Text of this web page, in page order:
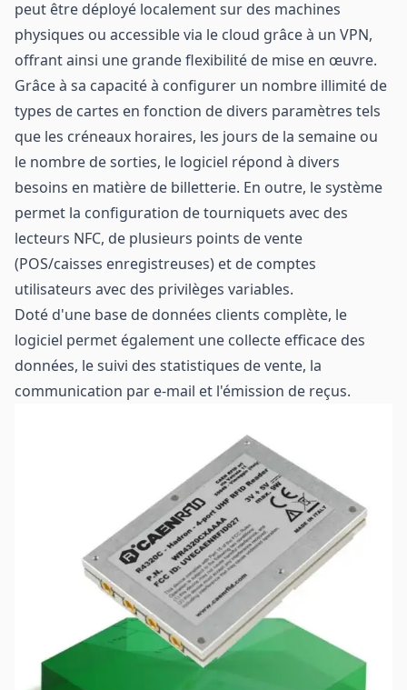
peut être déployé localement sur des machines
physiques ou accessible via le cloud grâce à un VPN,
offrant ainsi une grande flexibilité de mise en œuvre.
Grâce à sa capacité à configurer un nombre illimité de
types de cartes en fonction de divers paramètres tels
que les créneaux horaires, les jours de la semaine ou
le nombre de sorties, le logiciel répond à divers
besoins en matière de billetterie. En outre, le système
permet la configuration de tourniquets avec des
lecteurs NFC, de plusieurs points de vente
(POS/caisses enregistreuses) et de comptes
utilisateurs avec des privilèges variables.
Doté d'une base de données clients complète, le
logiciel permet également une collecte efficace des
données, le suivi des statistiques de vente, la
communication par e-mail et l'émission de reçus.